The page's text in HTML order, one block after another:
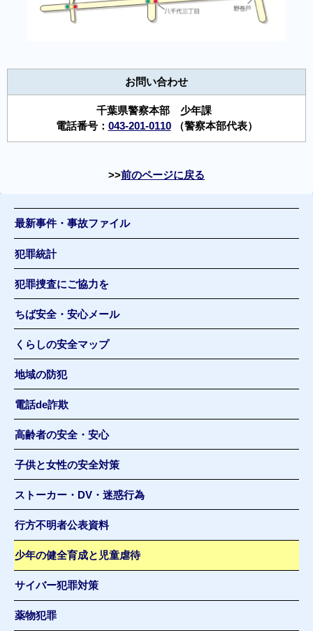
お問い合わせ
千葉県警察本部 少年課
電話番号： 043-201-0110（警察本部代表）
前のページに戻る
最新事件・事故ファイル
犯罪統計
犯罪捜査にご協力を
ちば安全・安心メール
くらしの安全マップ
地域の防犯
電話de詐欺
高齢者の安全・安心
子供と女性の安全対策
ストーカー・DV・迷惑行為
行方不明者公表資料
少年の健全育成と児童虐待
サイバー犯罪対策
薬物犯罪